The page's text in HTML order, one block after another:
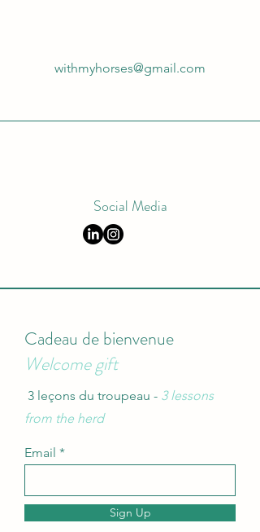
withmyhorses@gmail.com
Social Media
Cadeau de bienvenue
Welcome gift
3 leçons du troupeau - 3 lessons
from the herd
Email
Sign Up